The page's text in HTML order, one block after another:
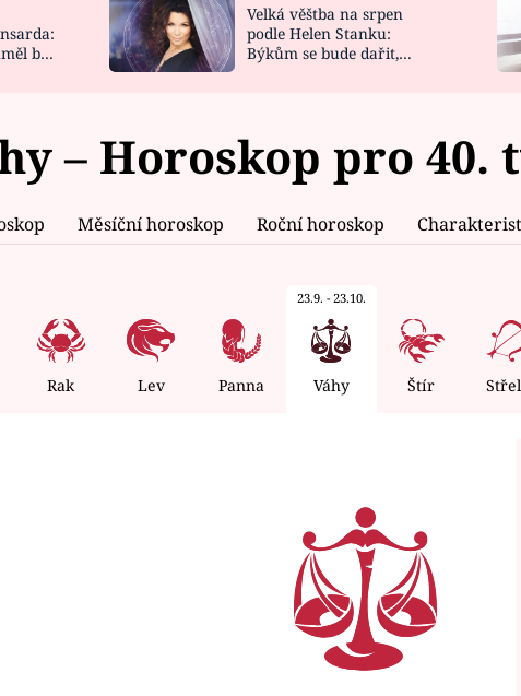
NOVINKY
VIDEORECEPTY
DESIGN
by
Velká věštba na srpen
podle Helen Stanku:
Býkům se bude dařit,
– Horoskop pro 40.
Měsíční horoskop Roční horoskop
Rak Lev Panna
23.9. - 23.10.
Váhy Štír